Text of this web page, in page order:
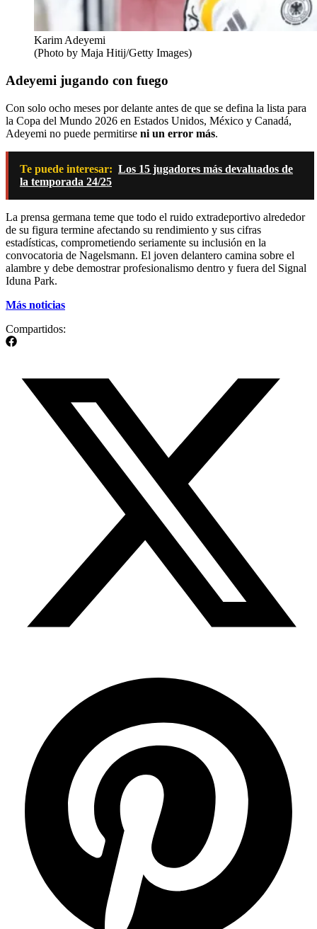
Karim Adeyemi
(Photo by Maja Hitij/Getty Images)
Adeyemi jugando con fuego
Con solo ocho meses por delante antes de que se defina la lista para
la Copa del Mundo 2026 en Estados Unidos, México y Canadá,
Adeyemi no puede permitirse ni un error más.
Te puede interesar: Los 15 jugadores más devaluados de
la temporada 24/25
La prensa germana teme que todo el ruido extradeportivo alrededor
de su figura termine afectando su rendimiento y sus cifras
estadísticas, comprometiendo seriamente su inclusión en la
convocatoria de Nagelsmann. El joven delantero camina sobre el
alambre y debe demostrar profesionalismo dentro y fuera del Signal
Iduna Park.
Más noticias
Compartidos: